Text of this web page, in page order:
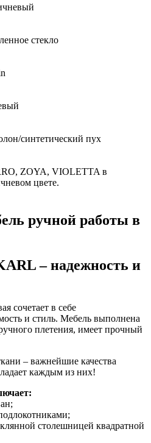
стекло
синтетический пух
ZOYA, VIOLETTA в
цвете.
ручной работы в
– надежность и
сочетает в себе
и стиль. Мебель выполнена
плетения, имеет прочный
– важнейшие качества
каждым из них!
столешницей квадратной